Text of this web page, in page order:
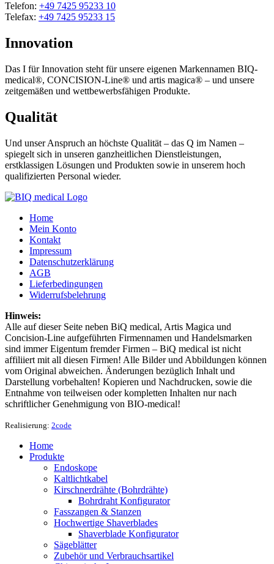
Telefon: +49 7425 95233 10
Telefax: +49 7425 95233 15
Innovation
Das I für Innovation steht für unsere eigenen Markennamen BIQ-
medical®, CONCISION-Line® und artis magica® – und unsere
zeitgemäßen und wettbewerbsfähigen Produkte.
Qualität
Und unser Anspruch an höchste Qualität – das Q im Namen –
spiegelt sich in unseren ganzheitlichen Dienstleistungen,
erstklassigen Lösungen und Produkten sowie in unserem hoch
qualifizierten Personal wieder.
Home
Mein Konto
Kontakt
Impressum
Datenschutzerklärung
AGB
Lieferbedingungen
Widerrufsbelehrung
Hinweis:
Alle auf dieser Seite neben BiQ medical, Artis Magica und
Concision-Line aufgeführten Firmennamen und Handelsmarken
sind immer Eigentum fremder Firmen – BiQ medical ist nicht
affiliiert mit all diesen Firmen! Alle Bilder und Abbildungen können
vom Original abweichen. Änderungen bezüglich Inhalt und
Darstellung vorbehalten! Kopieren und Nachdrucken, sowie die
Entnahme von teilweisen oder kompletten Inhalten nur nach
schriftlicher Genehmigung von BIO-medical!
Realisierung: 2code
Home
Produkte
Endoskope
Kaltlichtkabel
Kirschnerdrähte (Bohrdrähte)
Bohrdraht Konfigurator
Fasszangen & Stanzen
Hochwertige Shaverblades
Shaverblade Konfigurator
Sägeblätter
Zubehör und Verbrauchsartikel